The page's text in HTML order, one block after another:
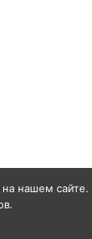
нашем сайте.